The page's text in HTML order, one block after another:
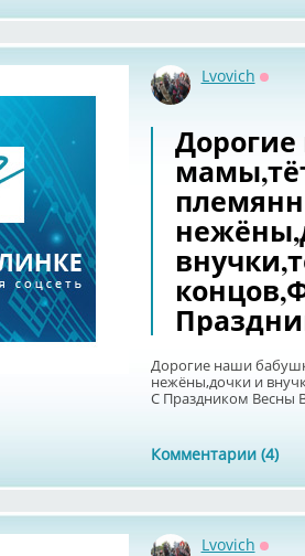
Lvovich
Дорогие наши
нежёны,дочки и
С Праздником Весны
Комментарии (4)
Lvovich